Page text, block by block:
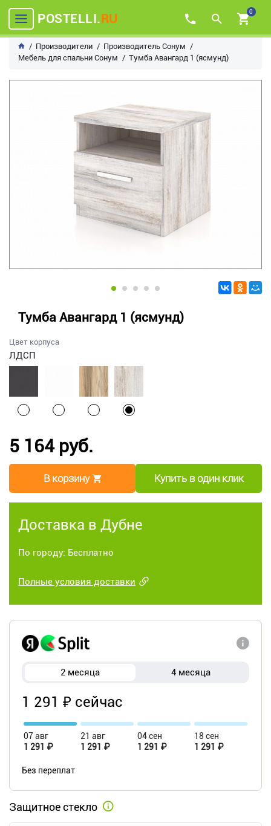
POSTELLI.RU 0
Производители
Производитель Сонум
Мебель для спальни Сонум
Тумба Авангард 1 (ясмунд)
Тумба Авангард 1 (ясмунд)
Цвет корпуса
ЛДСП
5 164 руб.
В корзину Купить в один клик
Доставка в Дубне
По городу: Бесплатно
Полные условия доставки
2 месяца 4 месяца
1 291 ₽ сейчас
07 авг
1 291 ₽
21 авг
1 291 ₽
04 сен
1 291 ₽
18 сен
1 291 ₽
Без переплат
Защитное стекло